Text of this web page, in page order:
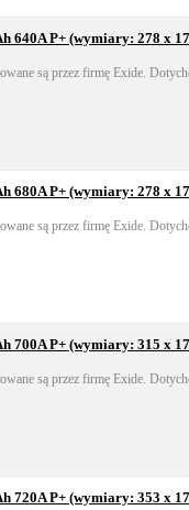
640A P+ (wymiary: 278 x
są przez firmę Exide.
680A P+ (wymiary: 278 x
są przez firmę Exide.
700A P+ (wymiary: 315 x
są przez firmę Exide.
720A P+ (wymiary: 353 x